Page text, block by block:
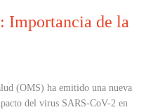
Importancia de la
(OMS) ha emitido una nueva
del virus SARS-CoV-2 en